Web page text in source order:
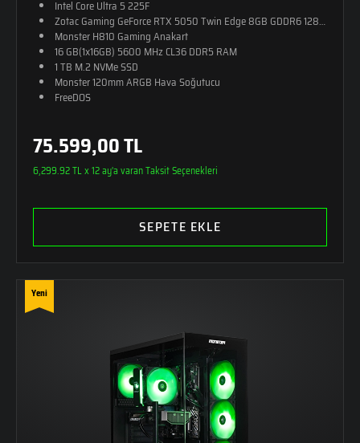
Intel Core Ultra 5 225F
Zotac Gaming GeForce RTX 5050 Twin Edge 8GB GDDR6 128-Bit DX12
Monster H810 Gaming Anakart
16 GB(1x16GB) 5600 MHz CL36 DDR5 RAM
1 TB M.2 NVMe SSD
Monster 120mm ARGB Hava Soğutucu
FreeDOS
75.599,00 TL
6,299.92 TL x 12 ay'a varan Taksit Seçenekleri
SEPETE EKLE
Yeni